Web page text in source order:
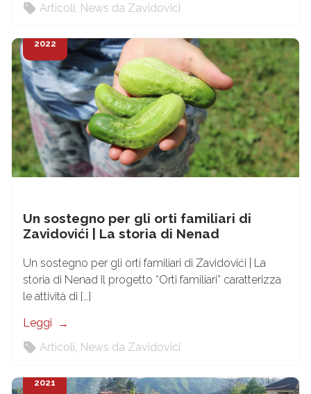
Articoli News da Zavidovici
26
2022
Un sostegno per gli orti familiari di
Zavidovići | La storia di Nenad
Un sostegno per gli orti familiari di Zavidovići | La
storia di Nenad Il progetto “Orti familiari” caratterizza
le attività di […]
Leggi
Articoli News da Zavidovici
23
2021